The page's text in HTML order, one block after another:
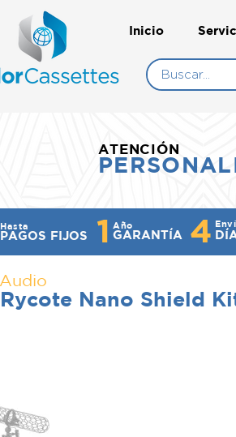
Inicio
ATENCIÓN
PAGOS FIJOS
Hasta 1 GARANTÍA
Año 4
Rycote Nano Shield
Audio